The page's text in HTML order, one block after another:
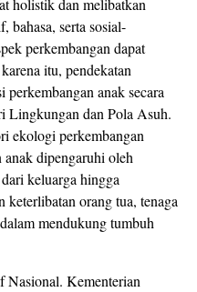
holistik dan melibatkan
bahasa, serta sosial-
perkembangan dapat
itu, pendekatan
anak secara
Lingkungan dan Pola Asuh.
ekologi perkembangan
anak dipengaruhi oleh
keluarga hingga
orang tua, tenaga
mendukung tumbuh
Kementerian